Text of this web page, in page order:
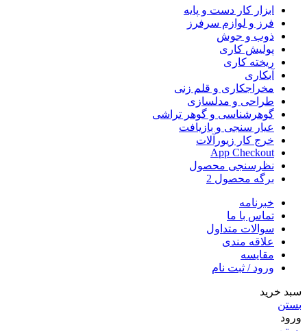
ابزار کار دست و پایه
فرز و لوازم سرفرز
ذوب و جوش
پولیش کاری
ریخته کاری
آبکاری
مخراجکاری و قلم زنی
طراحی و مدلسازی
گوهرشناسی و گوهر تراشی
عیار سنجی و بازیافت
خرج کار زیورآلات
App Checkout
نظرسنجی محصول
برگه محصول 2
خبرنامه
تماس با ما
سوالات متداول
علاقه مندی
مقایسه
ورود / ثبت نام
سبد خرید
بستن
ورود